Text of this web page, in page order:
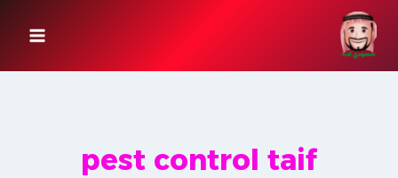
التجاوز
إلى
المحتوى
pest control taif